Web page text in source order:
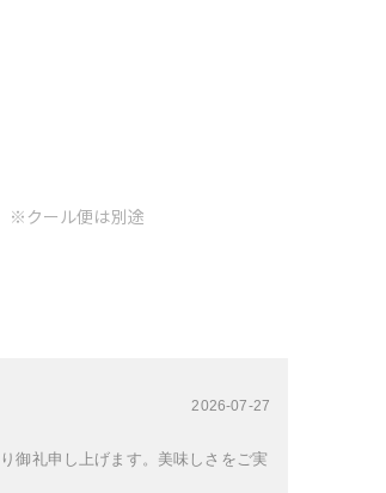
※クール便は別途
2026-07-27
御礼申し上げます。美味しさをご実